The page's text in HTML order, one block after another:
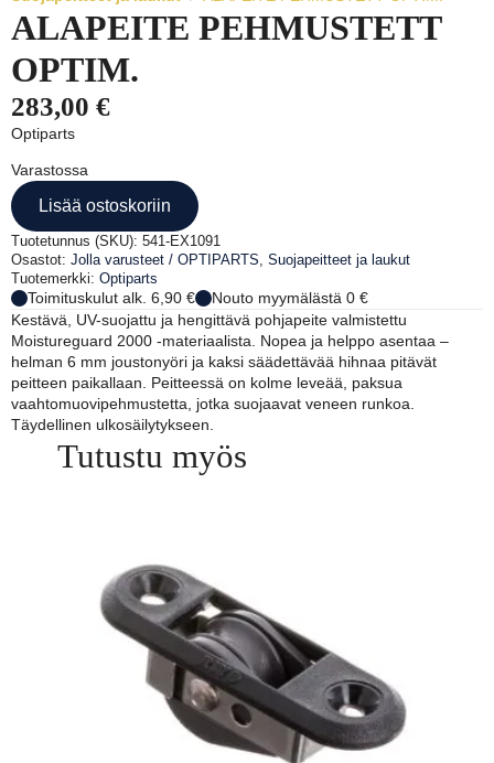
ALAPEITE PEHMUSTETT
OPTIM.
283,00 €
Optiparts
Varastossa
Lisää ostoskoriin
Tuotetunnus (SKU): 541-EX1091
Osastot: Jolla varusteet / OPTIPARTS Suojapeitteet ja laukut
Tuotemerkki: Optiparts
Toimituskulut alk. 6,90 €
Nouto myymälästä 0 €
Kestävä, UV-suojattu ja hengittävä pohjapeite valmistettu
Moistureguard 2000 -materiaalista. Nopea ja helppo asentaa –
helman 6 mm joustonyöri ja kaksi säädettävää hihnaa pitävät
peitteen paikallaan. Peitteessä on kolme leveää, paksua
vaahtomuovipehmustetta, jotka suojaavat veneen runkoa.
Täydellinen ulkosäilytykseen.
Tutustu myös